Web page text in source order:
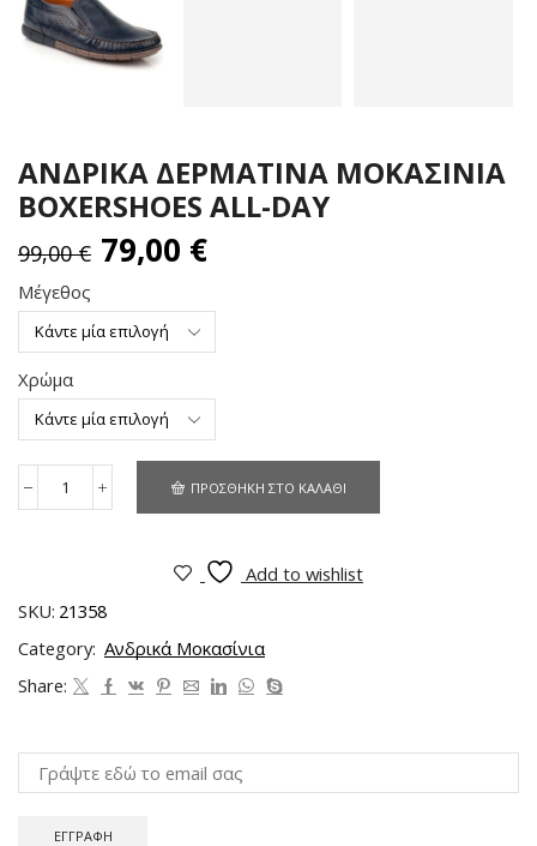
ΑΝΔΡΙΚΑ ΔΕΡΜΑΤΙΝΑ ΜΟΚΑΣΙΝΙΑ
BOXERSHOES ALL-DAY
99,00€ 79,00 €
Μέγεθος
Χρώμα
ΠΡΟΣΘΉΚΗ ΣΤΟ ΚΑΛΆΘΙ
Add to wishlist
SKU: 21358
Category: Ανδρικά Μοκασίνια
Share: